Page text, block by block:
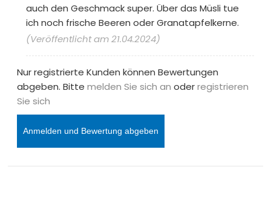
auch den Geschmack super. Über das Müsli tue
ich noch frische Beeren oder Granatapfelkerne.
(Veröffentlicht am 21.04.2024)
Nur registrierte Kunden können Bewertungen
abgeben. Bittemelden Sie sich an oderregistrieren
Sie sich
Anmelden und Bewertung abgeben